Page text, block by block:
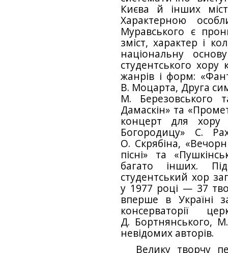
Києва й інших
Характерною
Муравського є
зміст, характер і
національну
студентського хору
жанрів і форм:
В. Моцарта, Друга
М. Березовського
Дамаскін» та
концерт для
Богородицу» С.
О. Скрябіна,
пісні» та
багато інших.
студентський хор
у 1977 році — 37
вперше в Україні
консерваторії
Д. Бортнянського,
невідомих авторів.
Велику творчу